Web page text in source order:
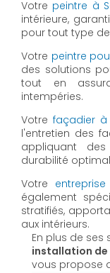
Votre peintre à
intérieure,
pour tout type
Votre peintre
des solutions
tout en
intempéries.
Votre façadier à
l'entretien des
appliquant
durabilité
Votre
également
stratifiés,
aux intérieurs.
En plus de ses
installation de
vous propose